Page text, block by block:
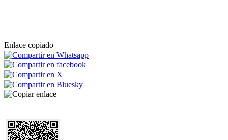
Enlace copiado